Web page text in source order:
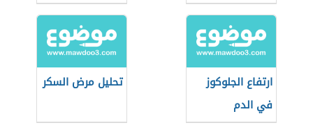
ارتفاع الجلوكوز
في الدم
تحليل مرض السكر